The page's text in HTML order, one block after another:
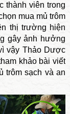
thành viên trong
mua mủ trôm
thị trường hiện
gây ảnh hưởng
vậy Thảo Dược
khảo bài viết
trôm sạch và an